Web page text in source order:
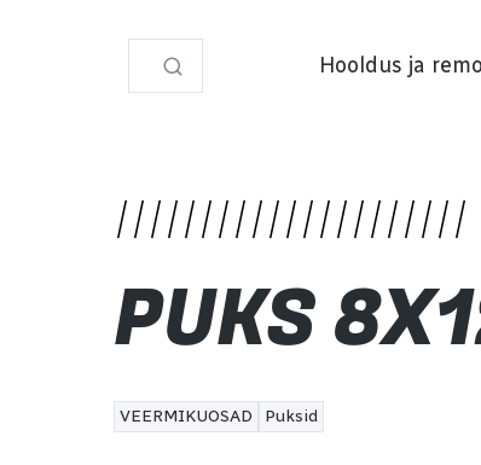
Hooldus ja
PUKS
VEERMIKUOSAD Puksid